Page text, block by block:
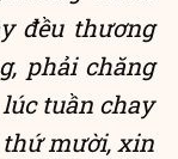
đều thương
phải chăng
tuần chay
mười, xin